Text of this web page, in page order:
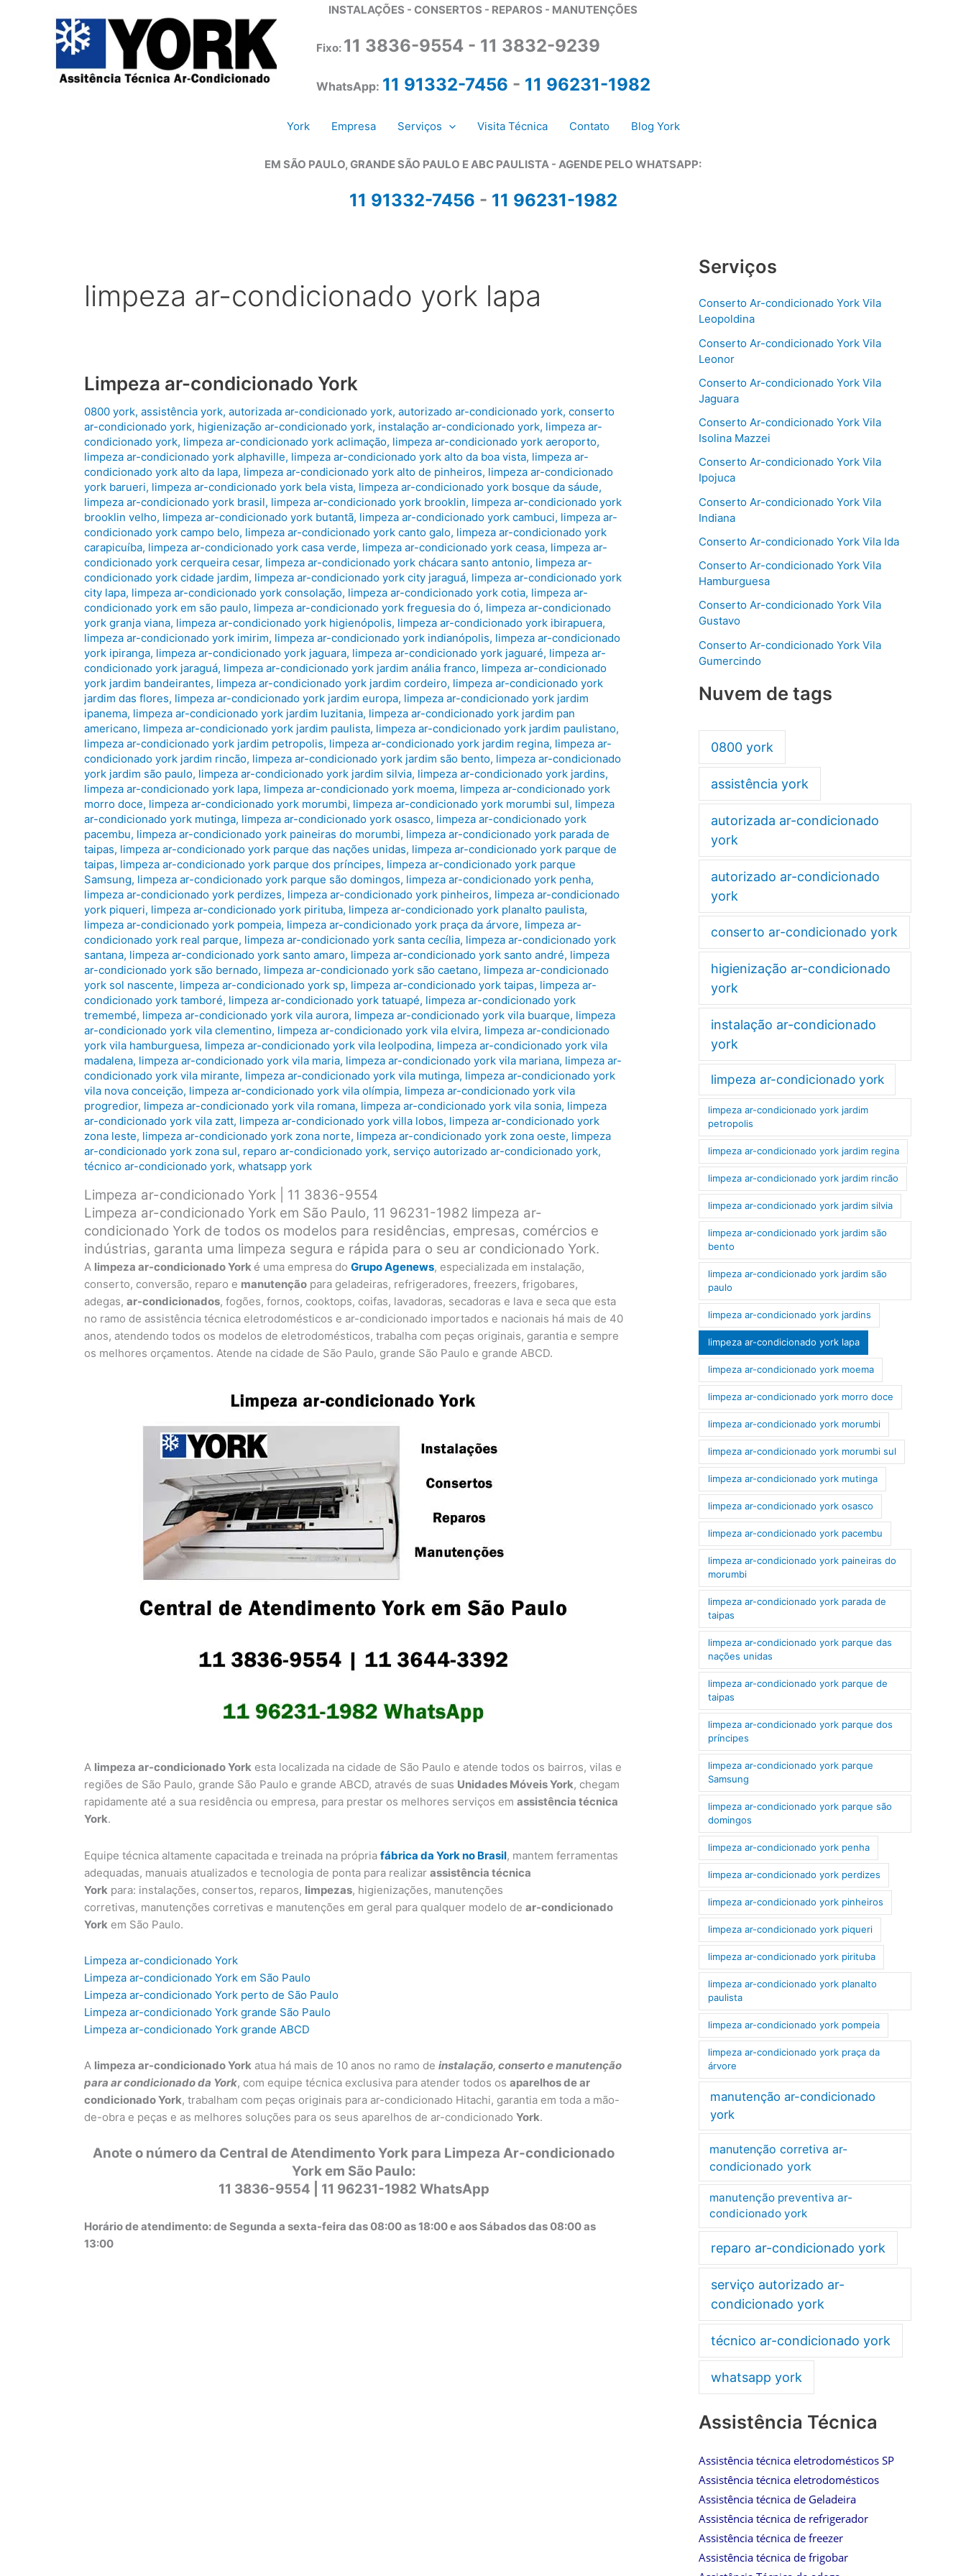
INSTALAÇÕES - CONSERTOS - REPAROS - MANUTENÇÕES
Fixo: 11 3836-9554 - 11 3832-9239
WhatsApp: 11 91332-7456 - 11 96231-1982
York Empresa Serviços Visita Técnica Contato Blog York
EM SÃO PAULO, GRANDE SÃO PAULO E ABC PAULISTA - AGENDE PELO WHATSAPP:
11 91332-7456 - 11 96231-1982
limpeza ar-condicionado york lapa
Limpeza ar-condicionado York
0800 york, assistência york, autorizada ar-condicionado york, autorizado ar-condicionado york, conserto
ar-condicionado york, higienização ar-condicionado york, instalação ar-condicionado york, limpeza ar-
condicionado york, limpeza ar-condicionado york aclimação, limpeza ar-condicionado york aeroporto,
limpeza ar-condicionado york alphaville, limpeza ar-condicionado york alto da boa vista, limpeza ar-
condicionado york alto da lapa, limpeza ar-condicionado york alto de pinheiros, limpeza ar-condicionado
york barueri, limpeza ar-condicionado york bela vista, limpeza ar-condicionado york bosque da sáude,
limpeza ar-condicionado york brasil, limpeza ar-condicionado york brooklin, limpeza ar-condicionado york
brooklin velho, limpeza ar-condicionado york butantã, limpeza ar-condicionado york cambuci, limpeza ar-
condicionado york campo belo, limpeza ar-condicionado york canto galo, limpeza ar-condicionado york
carapicuíba, limpeza ar-condicionado york casa verde, limpeza ar-condicionado york ceasa, limpeza ar-
condicionado york cerqueira cesar, limpeza ar-condicionado york chácara santo antonio, limpeza ar-
condicionado york cidade jardim, limpeza ar-condicionado york city jaraguá, limpeza ar-condicionado york
city lapa, limpeza ar-condicionado york consolação, limpeza ar-condicionado york cotia, limpeza ar-
condicionado york em são paulo, limpeza ar-condicionado york freguesia do ó, limpeza ar-condicionado
york granja viana, limpeza ar-condicionado york higienópolis, limpeza ar-condicionado york ibirapuera,
limpeza ar-condicionado york imirim, limpeza ar-condicionado york indianópolis, limpeza ar-condicionado
york ipiranga, limpeza ar-condicionado york jaguara, limpeza ar-condicionado york jaguaré, limpeza ar-
condicionado york jaraguá, limpeza ar-condicionado york jardim anália franco, limpeza ar-condicionado
york jardim bandeirantes, limpeza ar-condicionado york jardim cordeiro, limpeza ar-condicionado york
jardim das flores, limpeza ar-condicionado york jardim europa, limpeza ar-condicionado york jardim
ipanema, limpeza ar-condicionado york jardim luzitania, limpeza ar-condicionado york jardim pan
americano, limpeza ar-condicionado york jardim paulista, limpeza ar-condicionado york jardim paulistano,
limpeza ar-condicionado york jardim petropolis, limpeza ar-condicionado york jardim regina, limpeza ar-
condicionado york jardim rincão, limpeza ar-condicionado york jardim são bento, limpeza ar-condicionado
york jardim são paulo, limpeza ar-condicionado york jardim silvia, limpeza ar-condicionado york jardins,
limpeza ar-condicionado york lapa, limpeza ar-condicionado york moema, limpeza ar-condicionado york
morro doce, limpeza ar-condicionado york morumbi, limpeza ar-condicionado york morumbi sul, limpeza
ar-condicionado york mutinga, limpeza ar-condicionado york osasco, limpeza ar-condicionado york
pacembu, limpeza ar-condicionado york paineiras do morumbi, limpeza ar-condicionado york parada de
taipas, limpeza ar-condicionado york parque das nações unidas, limpeza ar-condicionado york parque de
taipas, limpeza ar-condicionado york parque dos príncipes, limpeza ar-condicionado york parque
Samsung, limpeza ar-condicionado york parque são domingos, limpeza ar-condicionado york penha,
limpeza ar-condicionado york perdizes, limpeza ar-condicionado york pinheiros, limpeza ar-condicionado
york piqueri, limpeza ar-condicionado york pirituba, limpeza ar-condicionado york planalto paulista,
limpeza ar-condicionado york pompeia, limpeza ar-condicionado york praça da árvore, limpeza ar-
condicionado york real parque, limpeza ar-condicionado york santa cecília, limpeza ar-condicionado york
santana, limpeza ar-condicionado york santo amaro, limpeza ar-condicionado york santo andré, limpeza
ar-condicionado york são bernado, limpeza ar-condicionado york são caetano, limpeza ar-condicionado
york sol nascente, limpeza ar-condicionado york sp, limpeza ar-condicionado york taipas, limpeza ar-
condicionado york tamboré, limpeza ar-condicionado york tatuapé, limpeza ar-condicionado york
tremembé, limpeza ar-condicionado york vila aurora, limpeza ar-condicionado york vila buarque, limpeza
ar-condicionado york vila clementino, limpeza ar-condicionado york vila elvira, limpeza ar-condicionado
york vila hamburguesa, limpeza ar-condicionado york vila leolpodina, limpeza ar-condicionado york vila
madalena, limpeza ar-condicionado york vila maria, limpeza ar-condicionado york vila mariana, limpeza ar-
condicionado york vila mirante, limpeza ar-condicionado york vila mutinga, limpeza ar-condicionado york
vila nova conceição, limpeza ar-condicionado york vila olímpia, limpeza ar-condicionado york vila
progredior, limpeza ar-condicionado york vila romana, limpeza ar-condicionado york vila sonia, limpeza
ar-condicionado york vila zatt, limpeza ar-condicionado york villa lobos, limpeza ar-condicionado york
zona leste, limpeza ar-condicionado york zona norte, limpeza ar-condicionado york zona oeste, limpeza
ar-condicionado york zona sul, reparo ar-condicionado york, serviço autorizado ar-condicionado york,
técnico ar-condicionado york, whatsapp york
Limpeza ar-condicionado York | 11 3836-9554
Limpeza ar-condicionado York em São Paulo, 11 96231-1982 limpeza ar-
condicionado York de todos os modelos para residências, empresas, comércios e
indústrias, garanta uma limpeza segura e rápida para o seu ar condicionado York.
A limpeza ar-condicionado York é uma empresa do Grupo Agenews, especializada em instalação,
conserto, conversão, reparo e manutenção para geladeiras, refrigeradores, freezers, frigobares,
adegas, ar-condicionados, fogões, fornos, cooktops, coifas, lavadoras, secadoras e lava e seca que esta
no ramo de assistência técnica eletrodomésticos e ar-condicionado importados e nacionais há mais de 40
anos, atendendo todos os modelos de eletrodomésticos, trabalha com peças originais, garantia e sempre
os melhores orçamentos. Atende na cidade de São Paulo, grande São Paulo e grande ABCD.
A limpeza ar-condicionado York esta localizada na cidade de São Paulo e atende todos os bairros, vilas e
regiões de São Paulo, grande São Paulo e grande ABCD, através de suas Unidades Móveis York, chegam
rapidamente até a sua residência ou empresa, para prestar os melhores serviços em assistência técnica
York.
Equipe técnica altamente capacitada e treinada na própria fábrica da York no Brasil, mantem ferramentas
adequadas, manuais atualizados e tecnologia de ponta para realizar assistência técnica
York para: instalações, consertos, reparos, limpezas, higienizações, manutenções
corretivas, manutenções corretivas e manutenções em geral para qualquer modelo de ar-condicionado
York em São Paulo.
Limpeza ar-condicionado York
Limpeza ar-condicionado York em São Paulo
Limpeza ar-condicionado York perto de São Paulo
Limpeza ar-condicionado York grande São Paulo
Limpeza ar-condicionado York grande ABCD
A limpeza ar-condicionado York atua há mais de 10 anos no ramo de instalação, conserto e manutenção
para ar condicionado da York, com equipe técnica exclusiva para atender todos os aparelhos de ar
condicionado York, trabalham com peças originais para ar-condicionado Hitachi, garantia em toda a mão-
de-obra e peças e as melhores soluções para os seus aparelhos de ar-condicionado York.
Anote o número da Central de Atendimento York para Limpeza Ar-condicionado
York em São Paulo:
11 3836-9554 | 11 96231-1982 WhatsApp
Horário de atendimento: de Segunda a sexta-feira das 08:00 as 18:00 e aos Sábados das 08:00 as
13:00
Serviços
Conserto Ar-condicionado York Vila
Leopoldina
Conserto Ar-condicionado York Vila
Leonor
Conserto Ar-condicionado York Vila
Jaguara
Conserto Ar-condicionado York Vila
Isolina Mazzei
Conserto Ar-condicionado York Vila
Ipojuca
Conserto Ar-condicionado York Vila
Indiana
Conserto Ar-condicionado York Vila Ida
Conserto Ar-condicionado York Vila
Hamburguesa
Conserto Ar-condicionado York Vila
Gustavo
Conserto Ar-condicionado York Vila
Gumercindo
Nuvem de tags
0800 york
assistência york
autorizada ar-condicionado
york
autorizado ar-condicionado
york
conserto ar-condicionado york
higienização ar-condicionado
york
instalação ar-condicionado
york
limpeza ar-condicionado york
limpeza ar-condicionado york jardim
petropolis
limpeza ar-condicionado york jardim regina
limpeza ar-condicionado york jardim rincão
limpeza ar-condicionado york jardim silvia
limpeza ar-condicionado york jardim são
bento
limpeza ar-condicionado york jardim são
paulo
limpeza ar-condicionado york jardins
limpeza ar-condicionado york lapa
limpeza ar-condicionado york moema
limpeza ar-condicionado york morro doce
limpeza ar-condicionado york morumbi
limpeza ar-condicionado york morumbi sul
limpeza ar-condicionado york mutinga
limpeza ar-condicionado york osasco
limpeza ar-condicionado york pacembu
limpeza ar-condicionado york paineiras do
morumbi
limpeza ar-condicionado york parada de
taipas
limpeza ar-condicionado york parque das
nações unidas
limpeza ar-condicionado york parque de
taipas
limpeza ar-condicionado york parque dos
príncipes
limpeza ar-condicionado york parque
Samsung
limpeza ar-condicionado york parque são
domingos
limpeza ar-condicionado york penha
limpeza ar-condicionado york perdizes
limpeza ar-condicionado york pinheiros
limpeza ar-condicionado york piqueri
limpeza ar-condicionado york pirituba
limpeza ar-condicionado york planalto
paulista
limpeza ar-condicionado york pompeia
limpeza ar-condicionado york praça da
árvore
manutenção ar-condicionado
york
manutenção corretiva ar-
condicionado york
manutenção preventiva ar-
condicionado york
reparo ar-condicionado york
serviço autorizado ar-
condicionado york
técnico ar-condicionado york
whatsapp york
Assistência Técnica
Assistência técnica eletrodomésticos SP
Assistência técnica eletrodomésticos
Assistência técnica de Geladeira
Assistência técnica de refrigerador
Assistência técnica de freezer
Assistência técnica de frigobar